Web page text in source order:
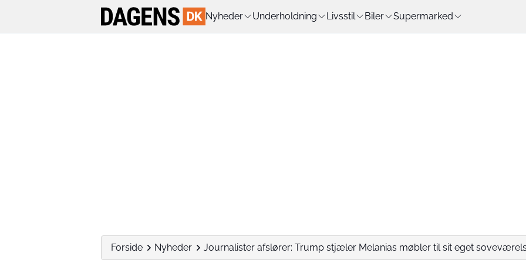
Nyheder Underholdning Livsstil Biler Supermarked
Forside Nyheder Journalister afslører: Trump stjæler Melanias møbler til sit eget